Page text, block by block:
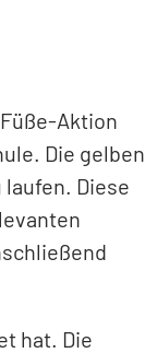
Aktion
Die gelben
Diese
hat. Die